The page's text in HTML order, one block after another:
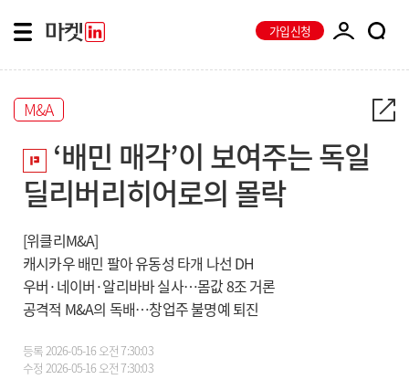
가입신청
M&A
‘배민 매각’이 보여주는 독일
딜리버리히어로의 몰락
[위클리M&A]
캐시카우 배민 팔아 유동성 타개 나선 DH
우버·네이버·알리바바 실사…몸값 8조 거론
공격적 M&A의 독배…창업주 불명예 퇴진
등록2026-05-16 오전 7:30:03
수정 2026-05-16 오전 7:30:03